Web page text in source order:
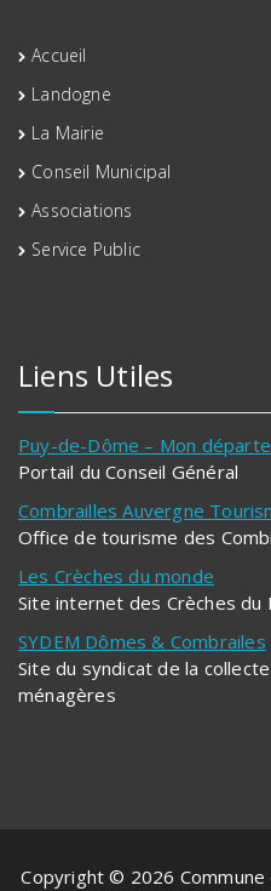
Accueil
Landogne
La Mairie
Conseil Municipal
Associations
Service Public
Liens Utiles
Puy-de-Dôme – Mon
Portail du Conseil Général
Combrailles Auvergne
Office de tourisme des
Les Crèches du monde
Site internet des Crèches du
SYDEM Dômes & Combrailes
Site du syndicat de la
ménagères
Copyright © 2026